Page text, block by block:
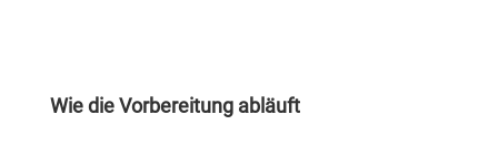
Wie die Vorbereitung abläuft